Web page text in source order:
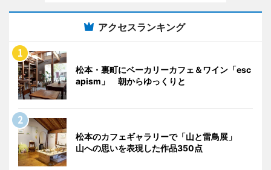
アクセスランキング
松本・裏町にベーカリーカフェ＆ワイン「esc
apism」 朝からゆっくりと
松本のカフェギャラリーで「山と雷鳥展」
山への思いを表現した作品350点